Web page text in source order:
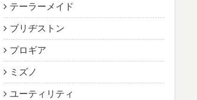
テーラーメイド
ブリヂストン
プロギア
ミズノ
ユーティリティ